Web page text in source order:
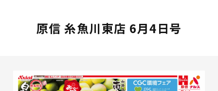
原信 糸魚川東店 6月4日号